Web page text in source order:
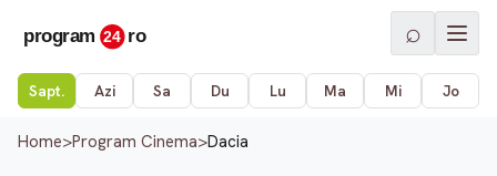
⌕
Sapt. Azi Sa Du Lu Ma Mi Jo
Home>Program Cinema>Dacia